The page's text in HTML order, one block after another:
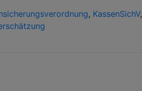
, KassenSichV,